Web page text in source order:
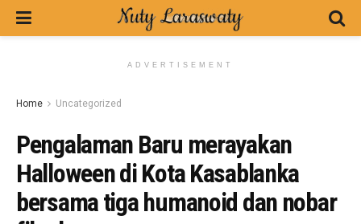
ADVERTISEMENT
Home Uncategorized
Pengalaman Baru merayakan
Halloween di Kota Kasablanka
bersama tiga humanoid dan nobar